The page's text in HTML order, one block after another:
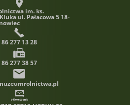
im. ks.
ul. Pałacowa 5 18-
86 277 13 28
86 277 38 57